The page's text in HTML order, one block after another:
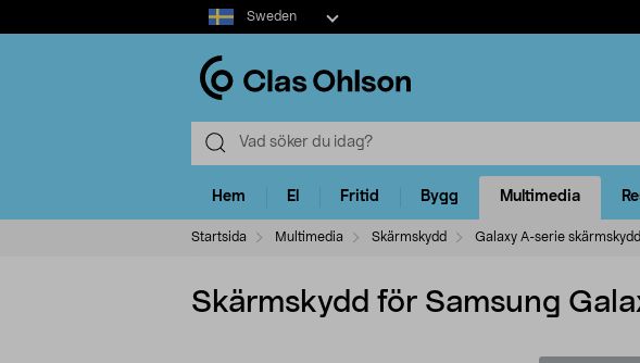
Select
market
Sweden
Hem El Fritid Bygg Multimedia
Startsida Multimedia Skärmskydd Galaxy A-serie skärmskydd
Skärmskydd för Samsung